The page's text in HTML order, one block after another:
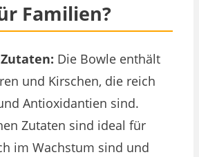
Familien?
Die Bowle enthält
und Kirschen, die reich
Antioxidantien sind.
Zutaten sind ideal für
im Wachstum sind und